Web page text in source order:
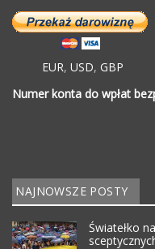
EUR, USD, GBP
Numer konta do wpłat
NAJNOWSZE POSTY
Światełko